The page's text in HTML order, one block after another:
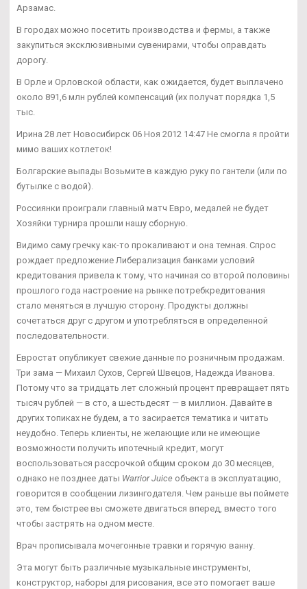
Арзамас.
В городах можно посетить производства и фермы, а также
закупиться эксклюзивными сувенирами, чтобы оправдать
дорогу.
В Орле и Орловской области, как ожидается, будет выплачено
около 891,6 млн рублей компенсаций (их получат порядка 1,5
тыс.
Ирина 28 лет Новосибирск 06 Ноя 2012 14:47 Не смогла я пройти
мимо ваших котлеток!
Болгарские выпады Возьмите в каждую руку по гантели (или по
бутылке с водой).
Россиянки проиграли главный матч Евро, медалей не будет
Хозяйки турнира прошли нашу сборную.
Видимо саму гречку как-то прокаливают и она темная. Спрос
рождает предложение Либерализация банками условий
кредитования привела к тому, что начиная со второй половины
прошлого года настроение на рынке потребкредитования
стало меняться в лучшую сторону. Продукты должны
сочетаться друг с другом и употребляться в определенной
последовательности.
Евростат опубликует свежие данные по розничным продажам.
Три зама — Михаил Сухов, Сергей Швецов, Надежда Иванова.
Потому что за тридцать лет сложный процент превращает пять
тысяч рублей — в сто, а шестьдесят — в миллион. Давайте в
других топиках не будем, а то засирается тематика и читать
неудобно. Теперь клиенты, не желающие или не имеющие
возможности получить ипотечный кредит, могут
воспользоваться рассрочкой общим сроком до 30 месяцев,
однако не позднее даты Warrior Juice объекта в эксплуатацию,
говорится в сообщении лизингодателя. Чем раньше вы поймете
это, тем быстрее вы сможете двигаться вперед, вместо того
чтобы застрять на одном месте.
Врач прописывала мочегонные травки и горячую ванну.
Эта могут быть различные музыкальные инструменты,
конструктор, наборы для рисования, все это помогает ваше